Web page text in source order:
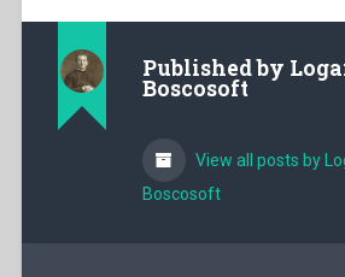
Published by
Boscosoft
View all posts by
Boscosoft